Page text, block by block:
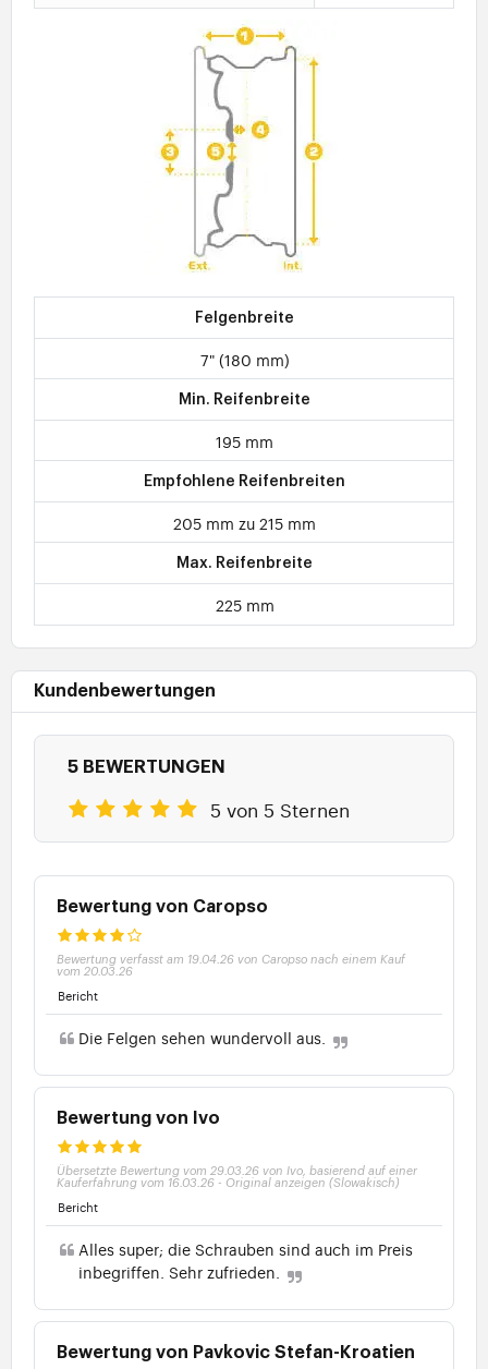
Felgenbreite
7" (180 mm)
Min. Reifenbreite
195 mm
Empfohlene Reifenbreiten
205 mm zu 215 mm
Max. Reifenbreite
225 mm
Kundenbewertungen
5 BEWERTUNGEN
5 von 5 Sternen
Bewertung von Caropso
Bewertung verfasst am 19.04.26 von Caropso nach einem Kauf
vom 20.03.26
Bericht
Die Felgen sehen wundervoll aus.
Bewertung von Ivo
Übersetzte Bewertung vom 29.03.26 von Ivo, basierend auf einer
Kauferfahrung vom 16.03.26 - Original anzeigen (Slowakisch)
Bericht
Alles super; die Schrauben sind auch im Preis
inbegriffen. Sehr zufrieden.
Bewertung von Pavkovic Stefan-Kroatien